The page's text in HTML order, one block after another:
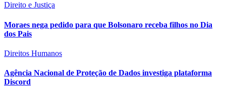
Direito e Justiça
Moraes nega pedido para que Bolsonaro receba filhos no Dia
dos Pais
Direitos Humanos
Agência Nacional de Proteção de Dados investiga plataforma
Discord